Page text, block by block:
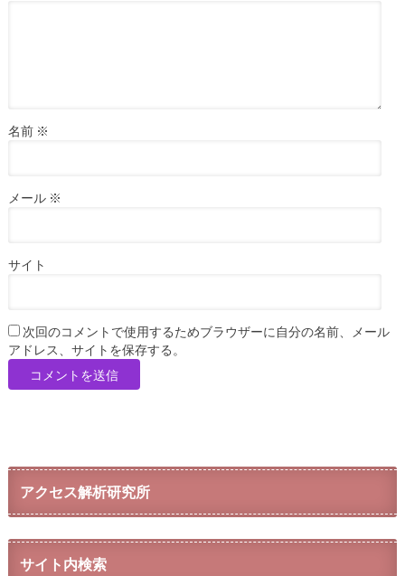
名前 ※
メール ※
サイト
次回のコメントで使用するためブラウザーに自分の名前、メール
アドレス、サイトを保存する。
アクセス解析研究所
サイト内検索